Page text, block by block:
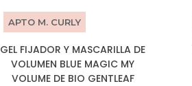
APTO M. CURLY
GEL FIJADOR Y MASCARILLA DE
VOLUMEN BLUE MAGIC MY
VOLUME DE BIO GENTLEAF